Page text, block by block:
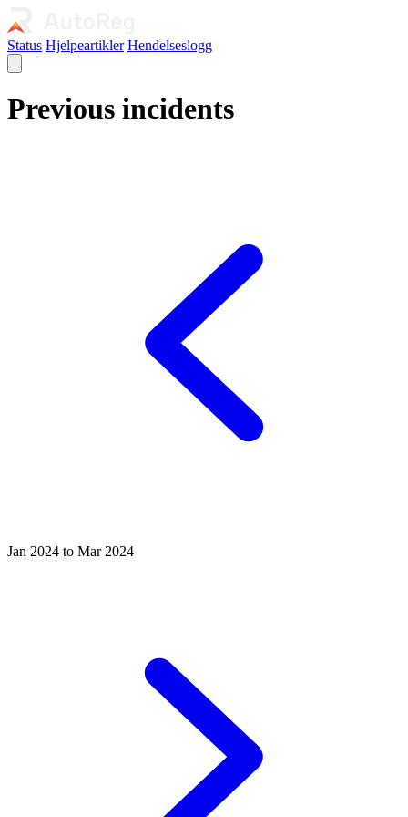
Status Hjelpeartikler Hendelseslogg
Previous incidents
Jan 2024 to Mar 2024